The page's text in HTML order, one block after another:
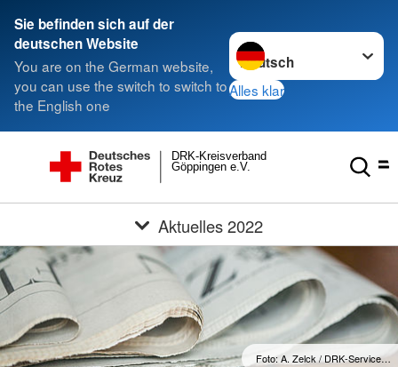
Sie befinden sich auf der
deutschen Website
You are on the German website,
you can use the switch to switch to
the English one
Sprache wechseln zu
Alles klar
Göppingen e.V.
DRK-Kreisverband
Aktuelles 2022
Foto: A. Zelck / DRK-Service…